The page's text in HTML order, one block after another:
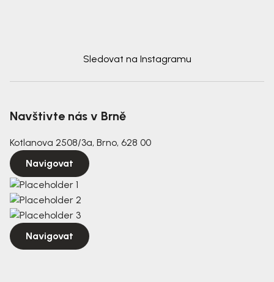
Sledovat na Instagramu
Navštivte nás v Brně
Kotlanova 2508/3a, Brno, 628 00
Navigovat
Navigovat